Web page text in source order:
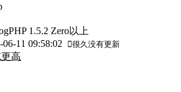
1.5.2 Zero以上
06-11 09:58:02 很久没有更新
更高